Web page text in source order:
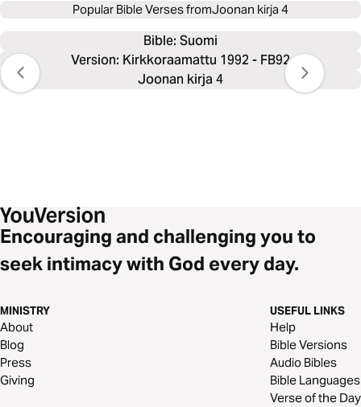
Popular Bible Verses fromJoonan kirja 4
Bible: Suomi
Version: Kirkkoraamattu 1992 - FB92
Joonan kirja 4
Encouraging and challenging you to
seek intimacy with God every day.
MINISTRY
About
Blog
Press
Giving
USEFUL LINKS
Help
Bible Versions
Audio Bibles
Bible Languages
Verse of the Day